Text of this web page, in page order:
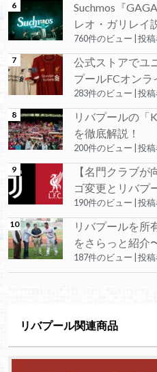
Suchmos『
レオ・ガリレイ
760件のビュー 投
公式ストアでユ
プールFCオン
283件のビュー 投
リバプールの
を徹底解説！
200件のビュー 投
【名門クラブ
ゴ変更とリバプ
190件のビュー 投
リバプールを所
をさらっと紹介
187件のビュー 投
リバプール関連商品